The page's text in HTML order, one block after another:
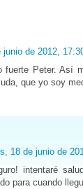
junio de 2012,
fuerte Peter. Así
que yo soy
18 de junio de
intentaré
para cuando